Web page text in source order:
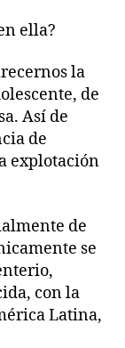
ella?
la
de
Así de
de
explotación
de
se
con la
Latina,